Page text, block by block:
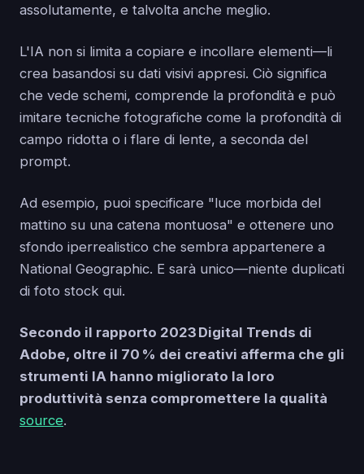
assolutamente, e talvolta anche meglio.
L'IA non si limita a copiare e incollare elementi—li
crea basandosi su dati visivi appresi. Ciò significa
che vede schemi, comprende la profondità e può
imitare tecniche fotografiche come la profondità di
campo ridotta o i flare di lente, a seconda del
prompt.
Ad esempio, puoi specificare "luce morbida del
mattino su una catena montuosa" e ottenere uno
sfondo iperrealistico che sembra appartenere a
National Geographic. E sarà unico—niente duplicati
di foto stock qui.
Secondo il rapporto 2023 Digital Trends di
Adobe, oltre il 70 % dei creativi afferma che gli
strumenti IA hanno migliorato la loro
produttività senza compromettere la qualità
source.